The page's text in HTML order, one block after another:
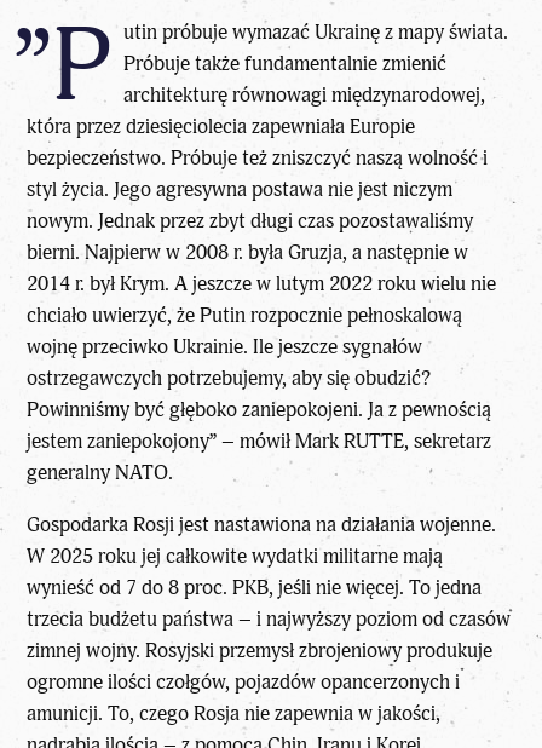
”P utin próbuje wymazać Ukrainę z mapy świata.
Próbuje także fundamentalnie zmienić
architekturę równowagi międzynarodowej,
która przez dziesięciolecia zapewniała Europie
bezpieczeństwo. Próbuje też zniszczyć naszą wolność i
styl życia. Jego agresywna postawa nie jest niczym
nowym. Jednak przez zbyt długi czas pozostawaliśmy
bierni. Najpierw w 2008 r. była Gruzja, a następnie w
2014 r. był Krym. A jeszcze w lutym 2022 roku wielu nie
chciało uwierzyć, że Putin rozpocznie pełnoskalową
wojnę przeciwko Ukrainie. Ile jeszcze sygnałów
ostrzegawczych potrzebujemy, aby się obudzić?
Powinniśmy być głęboko zaniepokojeni. Ja z pewnością
jestem zaniepokojony” – mówił Mark RUTTE, sekretarz
generalny NATO.
Gospodarka Rosji jest nastawiona na działania wojenne.
W 2025 roku jej całkowite wydatki militarne mają
wynieść od 7 do 8 proc. PKB, jeśli nie więcej. To jedna
trzecia budżetu państwa – i najwyższy poziom od czasów
zimnej wojny. Rosyjski przemysł zbrojeniowy produkuje
ogromne ilości czołgów, pojazdów opancerzonych i
amunicji. To, czego Rosja nie zapewnia w jakości,